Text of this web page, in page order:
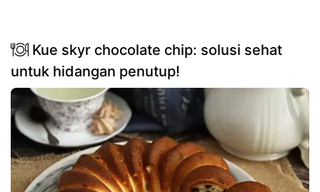
Kue skyr chocolate chip: solusi sehat
untuk hidangan penutup!